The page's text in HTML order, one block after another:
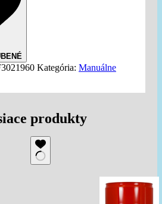
Kategória: Manuálne
produkty